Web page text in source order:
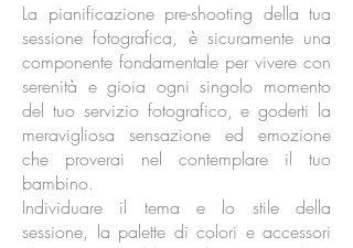
La pianificazione pre-shooting della tua
sessione fotografica, è sicuramente una
componente fondamentale per vivere con
serenità e gioia ogni singolo momento
del tuo servizio fotografico, e goderti la
meravigliosa sensazione ed emozione
che proverai nel contemplare il tuo
bambino.
Individuare il tema e lo stile della
sessione, la palette di colori e accessori